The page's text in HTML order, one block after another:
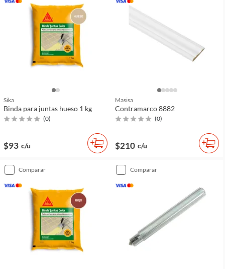
Sika
Binda para juntas hueso 1 kg
(0)
$93 c/u
Masisa
Contramarco 8882
(0)
$210 c/u
comparar comparar